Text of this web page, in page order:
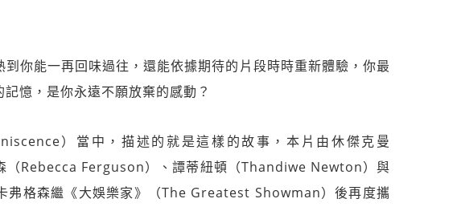
你能一再回味過往，還能依據期待的片段時時重新體驗，你最
憶，是你永遠不願放棄的感動？
）當中，描述的就是這樣的故事，本片由休傑克曼
（Rebecca Ferguson）、譚蒂紐頓（Thandiwe Newton）與
弗格森繼《大娛樂家》（The Greatest Showman）後再度攜